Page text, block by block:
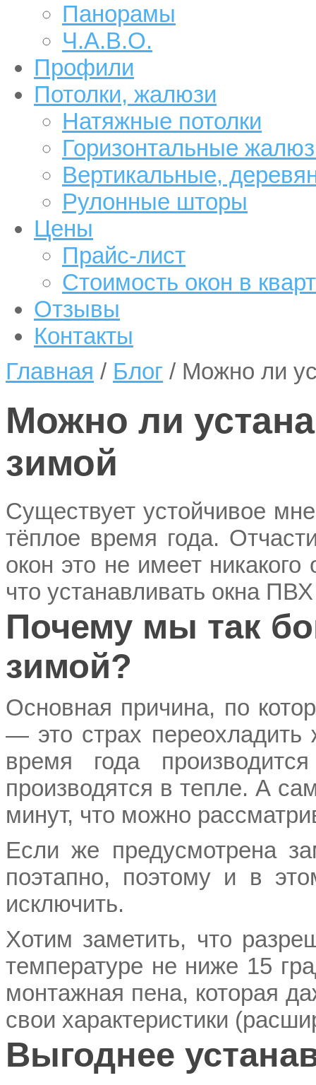
Панорамы
Ч.А.В.О.
Профили
Потолки, жалюзи
Натяжные потолки
Горизонтальные
Вертикальные,
Рулонные шторы
Цены
Прайс-лист
Стоимость окон в
Отзывы
Контакты
Главная / Блог / Можно ли
Можно ли
зимой
Существует устойчивое
тёплое время года.
окон это не имеет
что устанавливать окна
Почему мы так
зимой?
Основная причина, по
— это страх
время года
производятся в тепле. А
минут, что можно
Если же предусмотрена
поэтапно, поэтому и в
исключить.
Хотим заметить, что
температуре не ниже 15
монтажная пена, которая
свои характеристики
Выгоднее